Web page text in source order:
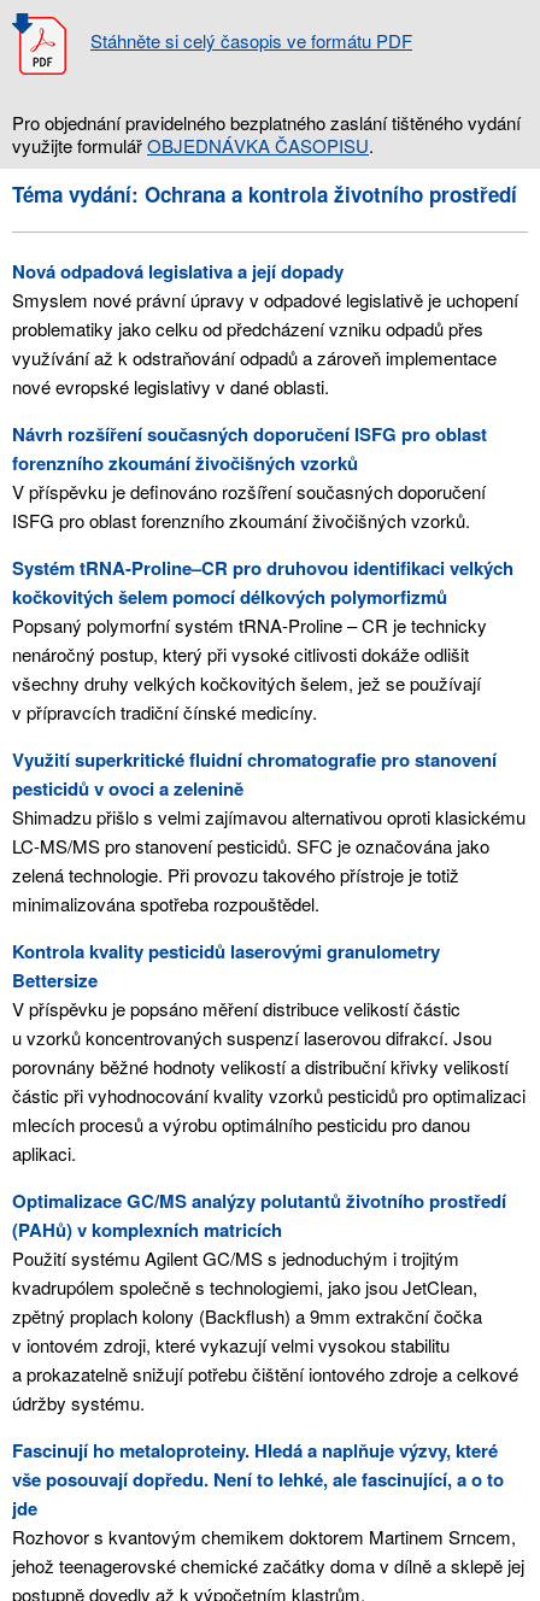
Stáhněte si celý časopis ve formátu PDF
Pro objednání pravidelného bezplatného zaslání tištěného vydání
využijte formulářOBJEDNÁVKA ČASOPISU.
Téma vydání: Ochrana a kontrola životního prostředí
Nová odpadová legislativa a její dopady
Smyslem nové právní úpravy v odpadové legislativě je uchopení
problematiky jako celku od předcházení vzniku odpadů přes
využívání až k odstraňování odpadů a zároveň implementace
nové evropské legislativy v dané oblasti.
Návrh rozšíření současných doporučení ISFG pro oblast
forenzního zkoumání živočišných vzorků
V příspěvku je definováno rozšíření současných doporučení
ISFG pro oblast forenzního zkoumání živočišných vzorků.
Systém tRNA-Proline–CR pro druhovou identifikaci velkých
kočkovitých šelem pomocí délkových polymorfizmů
Popsaný polymorfní systém tRNA-Proline – CR je technicky
nenáročný postup, který při vysoké citlivosti dokáže odlišit
všechny druhy velkých kočkovitých šelem, jež se používají
v přípravcích tradiční čínské medicíny.
Využití superkritické fluidní chromatografie pro stanovení
pesticidů v ovoci a zelenině
Shimadzu přišlo s velmi zajímavou alternativou oproti klasickému
LC-MS/MS pro stanovení pesticidů. SFC je označována jako
zelená technologie. Při provozu takového přístroje je totiž
minimalizována spotřeba rozpouštědel.
Kontrola kvality pesticidů laserovými granulometry
Bettersize
V příspěvku je popsáno měření distribuce velikostí částic
u vzorků koncentrovaných suspenzí laserovou difrakcí. Jsou
porovnány běžné hodnoty velikostí a distribuční křivky velikostí
částic při vyhodnocování kvality vzorků pesticidů pro optimalizaci
mlecích procesů a výrobu optimálního pesticidu pro danou
aplikaci.
Optimalizace GC/MS analýzy polutantů životního prostředí
(PAHů) v komplexních matricích
Použití systému Agilent GC/MS s jednoduchým i trojitým
kvadrupólem společně s technologiemi, jako jsou JetClean,
zpětný proplach kolony (Backflush) a 9mm extrakční čočka
v iontovém zdroji, které vykazují velmi vysokou stabilitu
a prokazatelně snižují potřebu čištění iontového zdroje a celkové
údržby systému.
Fascinují ho metaloproteiny. Hledá a naplňuje výzvy, které
vše posouvají dopředu. Není to lehké, ale fascinující, a o to
jde
Rozhovor s kvantovým chemikem doktorem Martinem Srncem,
jehož teenagerovské chemické začátky doma v dílně a sklepě jej
postupně dovedly až k výpočetním klastrům.